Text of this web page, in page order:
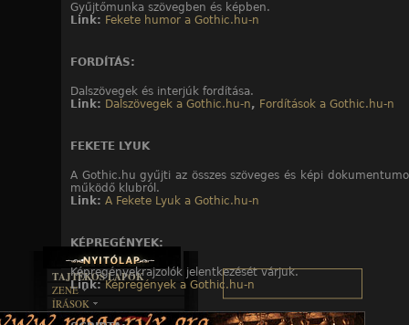
Gyűjtőmunka szövegben és képben.
Link: Fekete humor a Gothic.hu-n
FORDÍTÁS:
Dalszövegek és interjúk fordítása.
Link: Dalszövegek a Gothic.hu-n, Fordítások a Gothic.hu-n
FEKETE LYUK
A Gothic.hu gyűjti az összes szöveges és képi
működő klubról.
Link: A Fekete Lyuk a Gothic.hu-n
KÉPREGÉNYEK:
Képregényekrajzolók jelentkezését várjuk.
Link: Képregények a Gothic.hu-n
TAJTÉKOS LAPOK
ZENE
EGYÜTTESEK
ÍRÁSOK
IRODALOM
BOSZORKÁNYKONYHA